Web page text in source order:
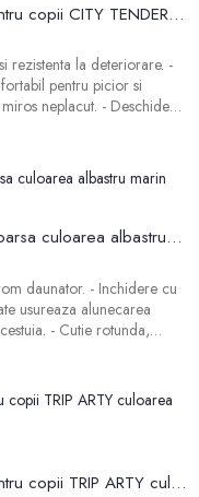
Pom D'api cizme din piele intoarsa pentru copii CITY TENDER culoarea albastru marin
rezistenta la deteriorare. -
pentru picior si
neplacut. - Deschidere
din spatele
- Talpa moale si fle
Shoo Pom cizme chelsea din piele intoarsa culoarea albastru marin
daunator. - Inchidere cu
usureaza alunecarea
- Cutie rotunda,
si tine piciorul in
- Un model cu
Pom D'api cizme din piele intoarsa pentru copii TRIP ARTY culoarea albastru marin